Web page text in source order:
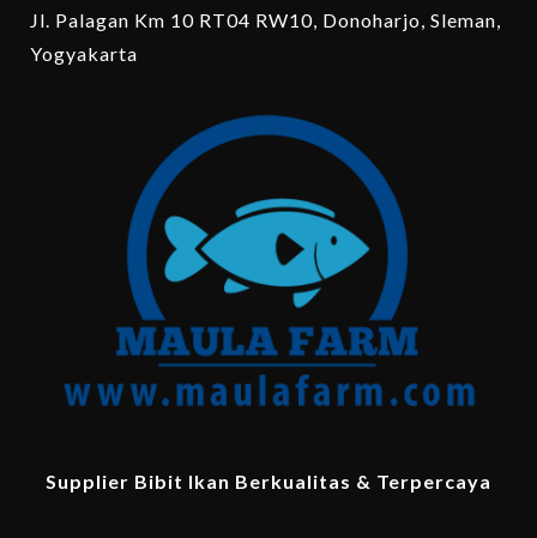
Jl. Palagan Km 10 RT04 RW10, Donoharjo, Sleman,
Yogyakarta
Supplier Bibit Ikan Berkualitas & Terpercaya